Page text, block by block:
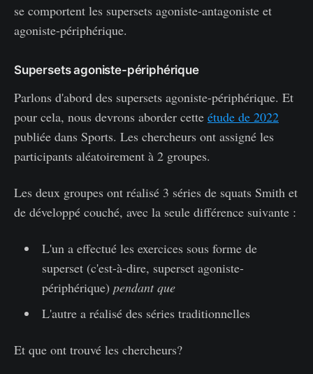
se comportent les supersets agoniste-antagoniste et
agoniste-périphérique.
Supersets agoniste-périphérique
Parlons d'abord des supersets agoniste-périphérique. Et
pour cela, nous devrons aborder cette étude de 2022
publiée dans Sports. Les chercheurs ont assigné les
participants aléatoirement à 2 groupes.
Les deux groupes ont réalisé 3 séries de squats Smith et
de développé couché, avec la seule différence suivante :
L'un a effectué les exercices sous forme de
superset (c'est-à-dire, superset agoniste-
périphérique) pendant que
L'autre a réalisé des séries traditionnelles
Et que ont trouvé les chercheurs?